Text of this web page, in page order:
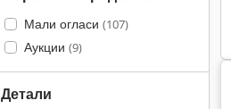
Мали огласи (107)
Аукции (9)
Детали
Sandvik Coromant